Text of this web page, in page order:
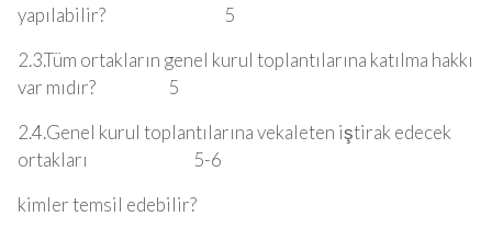
yapılabilir? 5
2.3.Tüm ortakların genel kurul toplantılarına katılma hakkı
var mıdır? 5
2.4.Genel kurul toplantılarına vekaleten iştirak edecek
ortakları 5-6
kimler temsil edebilir?